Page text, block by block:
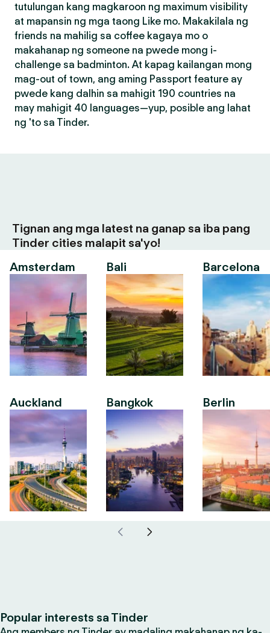
tutulungan kang magkaroon ng maximum visibility
at mapansin ng mga taong Like mo. Makakilala ng
friends na mahilig sa coffee kagaya mo o
makahanap ng someone na pwede mong i-
challenge sa badminton. At kapag kailangan mong
mag-out of town, ang aming Passport feature ay
pwede kang dalhin sa mahigit 190 countries na
may mahigit 40 languages—yup, posible ang lahat
ng 'to sa Tinder.
Tignan ang mga latest na ganap sa iba pang
Tinder cities malapit sa'yo!
Amsterdam
Auckland
Bali
Bangkok
Barcelona
Berlin
Popular interests sa Tinder